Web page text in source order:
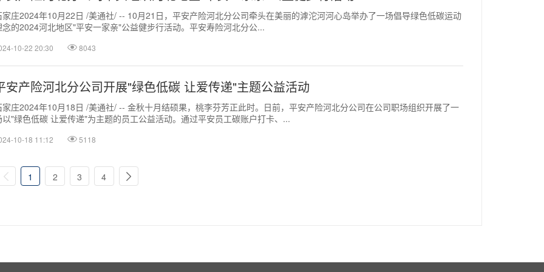
家庄2024年10月22日 /美通社/ -- 10月21日，平安产险河北分公司牵头在美丽的滹沱河河心岛举办了一场倡导绿色低碳运动
念的2024河北地区"平安一家亲"公益健步行活动。平安寿险河北分公...
10-22 20:30 8043
安产险河北分公司开展"绿色低碳 让爱传递"主题公益活动
家庄2024年10月18日 /美通社/ -- 金秋十月结硕果，桃李芬芳正此时。日前，平安产险河北分公司在公司职场组织开展了一
以"绿色低碳 让爱传递"为主题的员工公益活动。通过平安员工碳账户打卡、...
10-18 11:12 5118
1 2 3 4